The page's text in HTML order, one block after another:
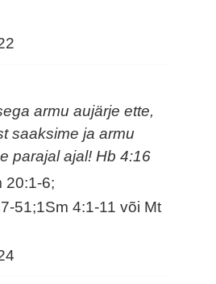
armu aujärje ette,
saaksime ja armu
parajal ajal! Hb 4:16
20:1-6;
51;1Sm 4:1-11 või Mt